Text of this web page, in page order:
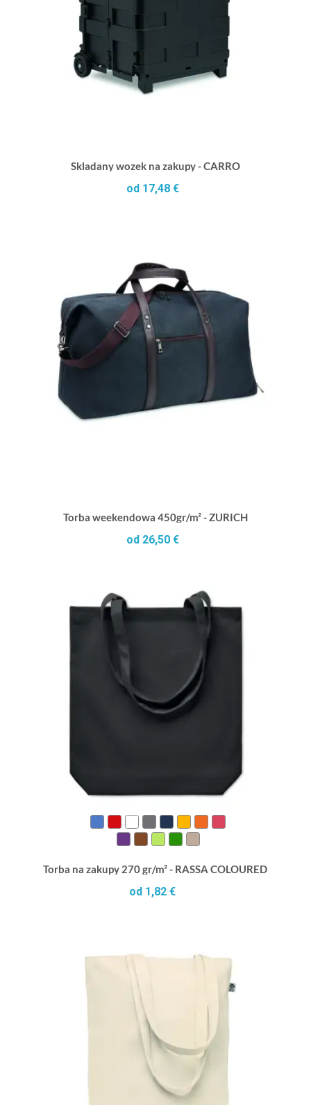
Skladany wozek na zakupy - CARRO
od 17,48 €
Torba weekendowa 450gr/m² - ZURICH
od 26,50 €
Torba na zakupy 270 gr/m² - RASSA COLOURED
od 1,82 €